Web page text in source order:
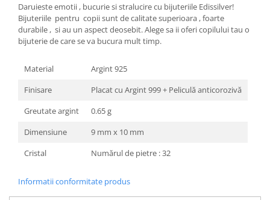
Daruieste emotii , bucurie si stralucire cu bijuteriile Edissilver!
Bijuteriile pentru copii sunt de calitate superioara , foarte
durabile , si au un aspect deosebit. Alege sa ii oferi copilului tau o
bijuterie de care se va bucura mult timp.
Material
Argint 925
Finisare
Placat cu Argint 999 + Peliculă anticorozivă
Greutate argint
0.65 g
Dimensiune
9 mm x 10 mm
Cristal
Numărul de pietre : 32
Informatii conformitate produs